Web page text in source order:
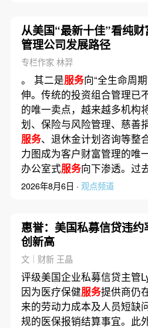
从美国“最新十佳”看纯财
管理公司发展路径
专栏作家 林羿
。 其二是服务向“全生命周
伸。传统的投资组合管理已
的唯一卖点，越来越多机构
划、保险与风险管理、慈善
服务、退休金计划咨询等整
力图成为客户财富管理的唯
办公室式服务向下渗透。
2026年8月6日 · 观点频道
惠誉：美国私募信贷违约
创新高
文｜财新 王晶
评级美国企业私募信贷主管
因为医疗保健服务提供商仍
来的劳动力成本及人员短缺
规的医保报销结算事宜。此